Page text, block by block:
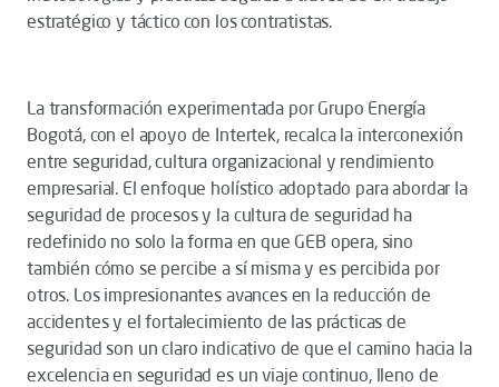
estratégico y táctico con los contratistas.
La transformación experimentada por Grupo Energía
Bogotá, con el apoyo de Intertek, recalca la interconexión
entre seguridad, cultura organizacional y rendimiento
empresarial. El enfoque holístico adoptado para abordar la
seguridad de procesos y la cultura de seguridad ha
redefinido no solo la forma en que GEB opera, sino
también cómo se percibe a sí misma y es percibida por
otros. Los impresionantes avances en la reducción de
accidentes y el fortalecimiento de las prácticas de
seguridad son un claro indicativo de que el camino hacia la
excelencia en seguridad es un viaje continuo, lleno de